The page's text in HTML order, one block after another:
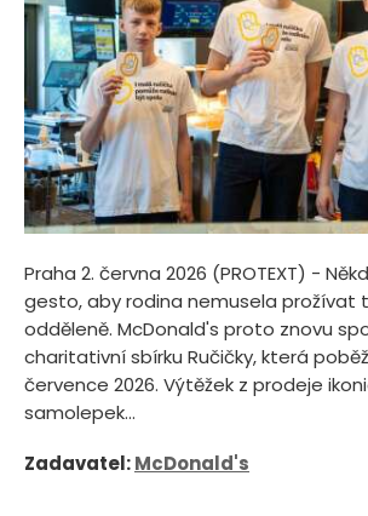
Praha 2. června 2026 (PROTEXT) -
gesto, aby rodina nemusela prožívat
odděleně. McDonald's proto znovu
charitativní sbírku Ručičky, která
července 2026. Výtěžek z prodeje
samolepek...
Zadavatel:McDonald's